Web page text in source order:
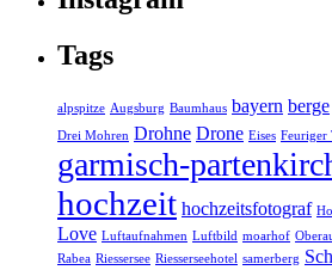
Tags
alpspitze Augsburg Baumhaus bayern berge
Drei Mohren Drohne Drone Eises Feuriger
garmisch-
hochzeit hochzeitsfotograf
Love Luftaufnahmen Luftbild moarhof
Rabea Riessersee Riesserseehotel samerberg